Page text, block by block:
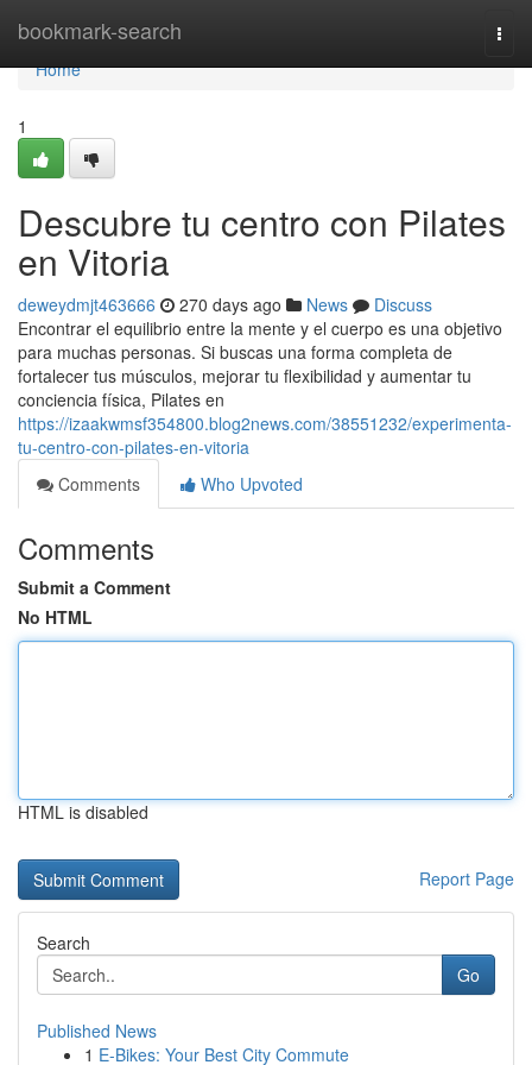
bookmark-search
Home
Home
1
Descubre tu centro con Pilates
en Vitoria
deweydmjt463666 270 days ago News
Discuss
Encontrar el equilibrio entre la mente y el cuerpo es una objetivo
para muchas personas. Si buscas una forma completa de
fortalecer tus músculos, mejorar tu flexibilidad y aumentar tu
conciencia física, Pilates en
https://izaakwmsf354800.blog2news.com/38551232/experimenta-
tu-centro-con-pilates-en-vitoria
Comments
Who Upvoted
Comments
Submit a Comment
No HTML
HTML is disabled
Report Page
Search
Go
Published News
1 E-Bikes: Your Best City Commute